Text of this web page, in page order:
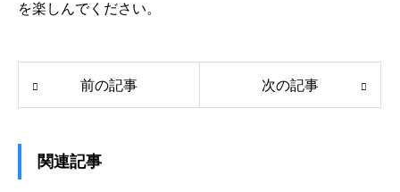
を楽しんでください。
前の記事 次の記事
関連記事